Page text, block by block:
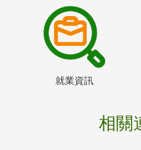
就業資訊
相關